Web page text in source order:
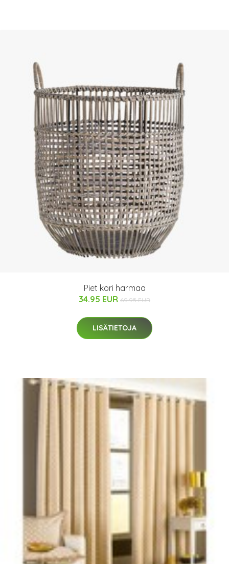
Piet kori harmaa
34.95 EUR 69.95 EUR
LISÄTIETOJA